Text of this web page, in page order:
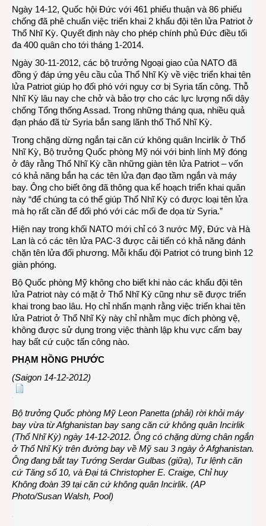
Ngày 14-12, Quốc hội Đức với 461 phiếu thuận và 86 phiếu
chống đã phê chuẩn việc triển khai 2 khẩu đội tên lửa Patriot ở
Thổ Nhĩ Kỳ. Quyết định này cho phép chính phủ Đức điều tối
đa 400 quân cho tới tháng 1-2014.
Ngày 30-11-2012, các bộ trưởng Ngoại giao của NATO đã
đồng ý đáp ứng yêu cầu của Thổ Nhĩ Kỳ về việc triển khai tên
lửa Patriot giúp họ đối phó với nguy cơ bị Syria tấn công. Thỗ
Nhĩ Kỳ lâu nay che chở và bảo trợ cho các lực lượng nổi dậy
chống Tổng thống Assad. Trong những tháng qua, nhiều quả
đạn pháo đã từ Syria bắn sang lãnh thổ Thổ Nhĩ Kỳ.
Trong chặng dừng ngắn tại căn cứ không quân Incirlik ở Thổ
Nhĩ Kỳ, Bộ trưởng Quốc phòng Mỹ nói với binh lính Mỹ đóng
ở đây rằng Thổ Nhĩ Kỳ cần những giàn tên lửa Patriot – vốn
có khả năng bắn hạ các tên lửa đạn đạo tầm ngắn và máy
bay. Ông cho biết ông đã thông qua kế hoạch triển khai quân
này “để chúng ta có thể giúp Thổ Nhĩ Kỳ có được loại tên lửa
mà họ rất cần để đối phó với các mối đe dọa từ Syria.”
Hiện nay trong khối NATO mới chỉ có 3 nước Mỹ, Đức và Hà
Lan là có các tên lửa PAC-3 được cải tiến có khả năng đánh
chặn tên lửa đối phương. Mỗi khẩu đội Patriot có trung bình 12
giàn phóng.
Bộ Quốc phòng Mỹ không cho biết khi nào các khẩu đội tên
lửa Patriot này có mặt ở Thổ Nhĩ Kỳ cũng như sẽ được triển
khai trong bao lâu. Họ chỉ nhấn mạnh rằng việc triển khai tên
lửa Patriot ở Thổ Nhĩ Kỳ này chỉ nhằm mục đích phòng vệ,
không được sử dụng trong việc thành lập khu vực cấm bay
hay bất cứ cuộc tấn công nào.
PHẠM HỒNG PHƯỚC
(Saigon 14-12-2012)
Bộ trưởng Quốc phòng Mỹ Leon Panetta (phải) rời khỏi máy
bay vừa từ Afghanistan bay sang căn cứ không quân Incirlik
(Thổ Nhĩ Kỳ) ngày 14-12-2012. Ông có chặng dừng chân ngắn
ở Thổ Nhĩ Kỳ trên đường bay về Mỹ sau 3 ngày ở Afghanistan.
Ông đang bắt tay Tướng Serdar Gulbas (giữa), Tư lệnh căn
cứ Tăng số 10, và Đại tá Christopher E. Craige, Chỉ huy
Không đoàn 39 tại căn cứ không quân Incirlik. (AP
Photo/Susan Walsh, Pool)